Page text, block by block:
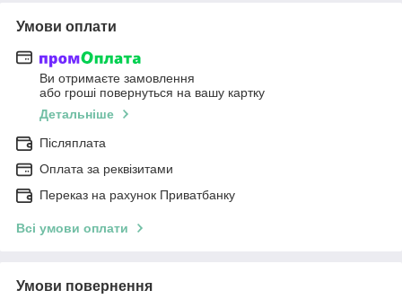
Умови оплати
Ви отримаєте замовлення
або гроші повернуться на вашу картку
Детальніше
Післяплата
Оплата за реквізитами
Переказ на рахунок Приватбанку
Всі умови оплати
Умови повернення